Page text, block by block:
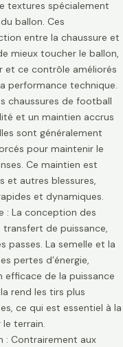
textures spécialement
ballon. Ces
entre la chaussure et
mieux toucher le ballon,
et ce contrôle améliorés
performance technique.
chaussures de football
et un maintien accrus
sont généralement
pour maintenir le
Ce maintien est
et autres blessures,
et dynamiques.
: La conception des
de puissance,
passes. La semelle et la
pertes d’énergie,
efficace de la puissance
rend les tirs plus
ce qui est essentiel à la
terrain.
: Contrairement aux